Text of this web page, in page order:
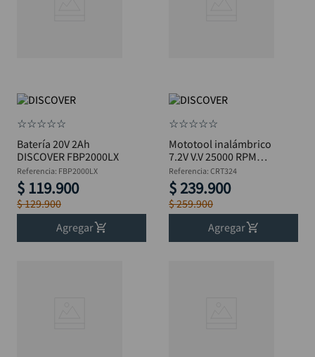
☆☆☆☆☆
Batería 20V 2Ah
DISCOVER FBP2000LX
Referencia: FBP2000LX
$ 119.900
$129.900
Agregar
☆☆☆☆☆
Mototool inalámbrico
7.2V V.V 25000 RPM
110 Acces DISCOVER
CRT324
Referencia: CRT324
$ 239.900
$259.900
Agregar